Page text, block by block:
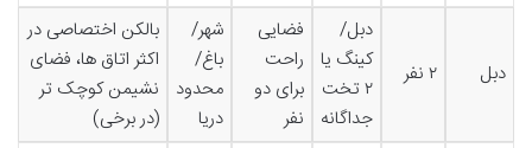
دبل ۲ نفر
دبل/
کینگ یا
۲ تخت
جداگانه
فضایی
راحت
برای دو
نفر
شهر/
باغ/
محدود
دریا
بالکن اختصاصی در
اکثر اتاق ها، فضای
نشیمن کوچک تر
(در برخی)